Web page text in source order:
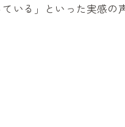
いる」といった実感の